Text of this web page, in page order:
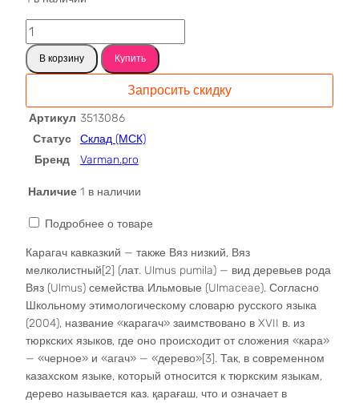
Количество
товара
Карагач
слэб
В корзину Купить
Запросить скидку
Артикул 3513086
Статус
Склад (МСК)
Бренд
Varman.pro
Наличие 1 в наличии
Подробнее о товаре
Карагач кавказкий — также Вяз низкий, Вяз
мелколистный[2] (лат. Ulmus pumila) — вид деревьев рода
Вяз (Ulmus) семейства Ильмовые (Ulmaceae). Согласно
Школьному этимологическому словарю русского языка
(2004), название «карагач» заимствовано в XVII в. из
тюркских языков, где оно происходит от сложения «кара»
— «черное» и «агач» — «дерево»[3]. Так, в современном
казахском языке, который относится к тюркским языкам,
дерево называется каз. қарағаш, что и означает в